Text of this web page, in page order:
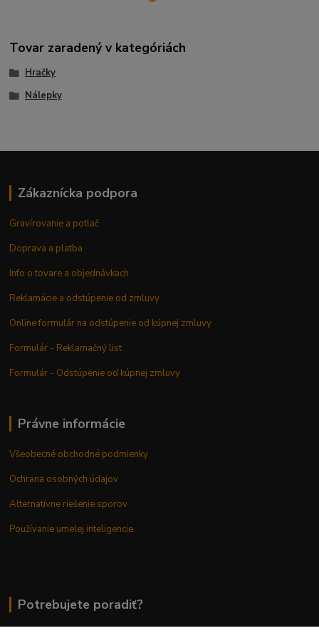
Tovar zaradený v kategóriách
Hračky
Nálepky
Zákaznícka podpora
Gravírovanie a potlač
Doprava a platba
Info o tovare a objednávkach
Reklamácie a odstúpenie od zmluvy
Online formulár na odstúpenie od kúpnej zmluvy
Formulár - Reklamačný list
Formulár - Odstúpenie od kúpnej zmluvy
Právne informácie
Všeobecné obchodné podmienky
Ochrana osobných údajov
Alternatívne riešenie sporov
Používanie umelej inteligencie
Potrebujete poradiť?